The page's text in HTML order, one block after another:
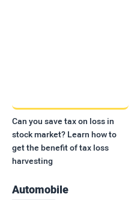
Can you save tax on loss in
stock market? Learn how to
get the benefit of tax loss
harvesting
Automobile